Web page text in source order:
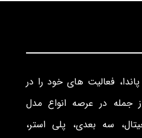
فعالیت های خود را در
جمله در عرصه انواع مدل
سه بعدی، پلی استر،